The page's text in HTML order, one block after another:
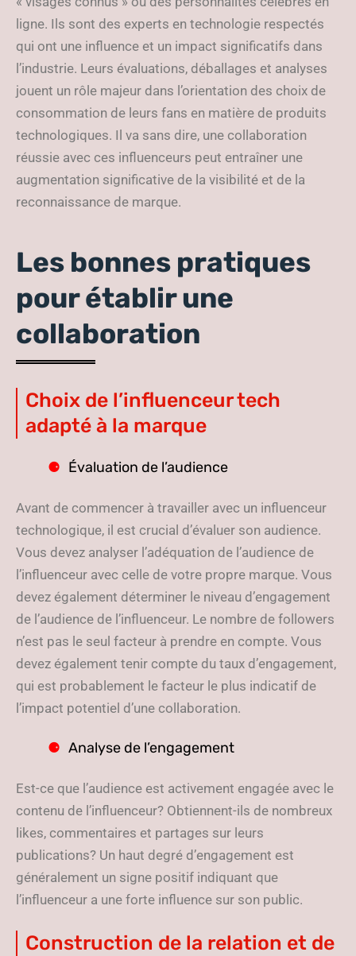
ligne. Ils sont des experts en technologie respectés
qui ont une influence et un impact significatifs dans
l’industrie. Leurs évaluations, déballages et analyses
jouent un rôle majeur dans l’orientation des choix de
consommation de leurs fans en matière de produits
technologiques. Il va sans dire, une collaboration
réussie avec ces influenceurs peut entraîner une
augmentation significative de la visibilité et de la
reconnaissance de marque.
Les bonnes pratiques
pour établir une
collaboration
Choix de l’influenceur tech
adapté à la marque
Évaluation de l’audience
Avant de commencer à travailler avec un influenceur
technologique, il est crucial d’évaluer son audience.
Vous devez analyser l’adéquation de l’audience de
l’influenceur avec celle de votre propre marque. Vous
devez également déterminer le niveau d’engagement
de l’audience de l’influenceur. Le nombre de followers
n’est pas le seul facteur à prendre en compte. Vous
devez également tenir compte du taux d’engagement,
qui est probablement le facteur le plus indicatif de
l’impact potentiel d’une collaboration.
Analyse de l’engagement
Est-ce que l’audience est activement engagée avec le
contenu de l’influenceur? Obtiennent-ils de nombreux
likes, commentaires et partages sur leurs
publications? Un haut degré d’engagement est
généralement un signe positif indiquant que
l’influenceur a une forte influence sur son public.
Construction de la relation et de